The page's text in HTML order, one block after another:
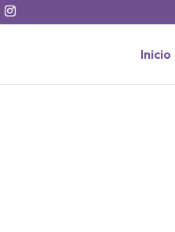
Inicio